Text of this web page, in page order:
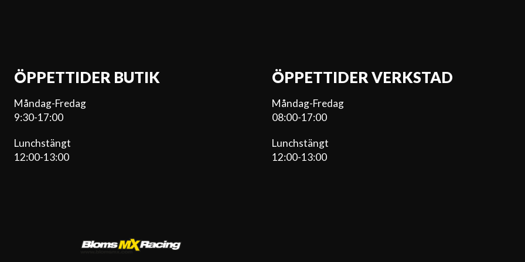
ÖPPETTIDER BUTIK
Måndag-Fredag
9:30-17:00
Lunchstängt
12:00-13:00
ÖPPETTIDER VERKSTAD
Måndag-Fredag
08:00-17:00
Lunchstängt
12:00-13:00